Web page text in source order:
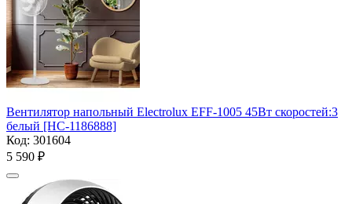
Вентилятор напольный Electrolux EFF-1005 45Вт скоростей:3
белый [НС-1186888]
Код: 301604
5 590 ₽